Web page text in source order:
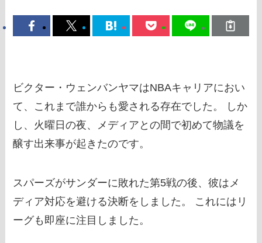
ビクター・ウェンバンヤマはNBAキャリアにおい
て、これまで誰からも愛される存在でした。 しか
し、火曜日の夜、メディアとの間で初めて物議を
醸す出来事が起きたのです。
スパーズがサンダーに敗れた第5戦の後、彼はメ
ディア対応を避ける決断をしました。 これにはリ
ーグも即座に注目しました。